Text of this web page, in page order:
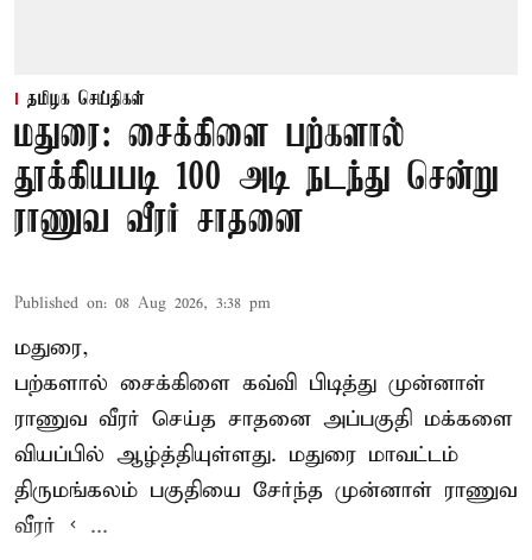
தமிழக செய்திகள்
மதுரை: சைக்கிளை பற்களால்
தூக்கியபடி 100 அடி நடந்து சென்று
ராணுவ வீரர் சாதனை
Published on: 08 Aug 2026, 3:38 pm
மதுரை,
பற்களால் சைக்கிளை கவ்வி பிடித்து முன்னாள்
ராணுவ வீரர் செய்த சாதனை அப்பகுதி மக்களை
வியப்பில் ஆழ்த்தியுள்ளது. மதுரை மாவட்டம்
திருமங்கலம் பகுதியை சேர்ந்த முன்னாள் ராணுவ
வீரர் < ...